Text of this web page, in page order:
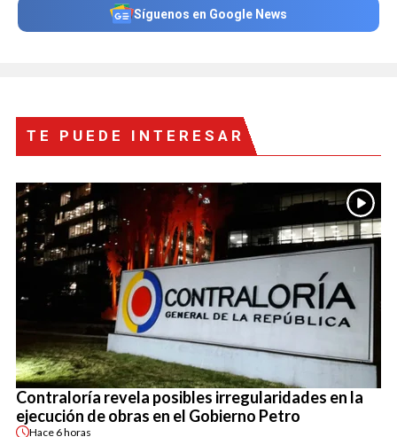
Síguenos en Google News
TE PUEDE INTERESAR
Contraloría revela posibles irregularidades en la
ejecución de obras en el Gobierno Petro
Hace 6 horas